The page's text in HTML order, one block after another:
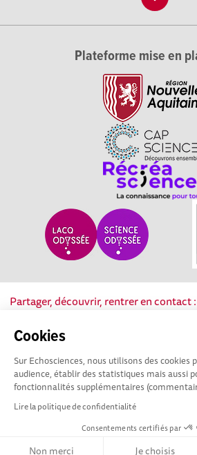
Cookies
Sur Echosciences, nous utilisons des cookies
audience, établir des statistiques mais aussi
fonctionnalités supplémentaires
Lire la politique de confidentialité
Consentements certifiés par
Non merci Je choisis
Plateforme mise en
Partager, découvrir, rentrer en contact
culture scientifique, technique et
Mentions légales|Politique de
|Ligne éditoriale